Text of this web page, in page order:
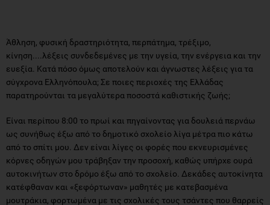
Άθληση, φυσική δραστηριότητα, περπάτημα, τρέξιμο,
κίνηση....λέξεις συνδεδεμένες με την υγεία, την ενέργεια και την
ευεξία. Κατά πόσο όμως αποτελούν και άγνωστες λέξεις για τα
σύγχρονα Ελληνόπουλα; Σε ποιες περιοχές της Ελλάδας
παρατηρούνται τα μεγαλύτερα ποσοστά καθιστικής ζωής;
Είναι περίπου 8:00 το πρωί και πηγαίνοντας για δουλειά περνάω
ως συνήθως έξω από το δημοτικό σχολείο λίγα μέτρα πιο κάτω
από το σπίτι μου. Δεν είναι λίγες οι φορές που εκνευρισμένες
κόρνες οδηγών μου τράβηξαν την προσοχή, καθώς υπήρχε ουρά
αυτοκινήτων στο δρόμο έξω από το σχολείο. Δεκάδες αυτοκίνητα
κατέφθαναν και «ξεφόρτωναν» μαθητές με κατεβασμένα
μουτράκια, φορτωμένα με τις σχολικές τους τσάντες που θαρρείς